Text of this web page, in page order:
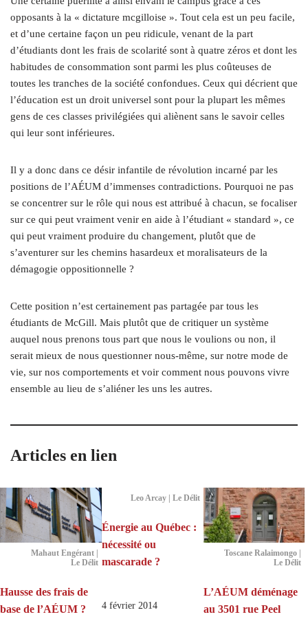
opposants à la « dictature mcgilloise ». Tout cela est un peu facile,
et d’une certaine façon un peu ridicule, venant de la part
d’étudiants dont les frais de scolarité sont à quatre zéros et dont les
habitudes de consommation sont parmi les plus coûteuses de
toutes les tranches de la société confondues. Ceux qui décrient que
l’éducation est un droit universel sont pour la plupart les mêmes
gens de ces classes privilégiées qui aliènent sans le savoir celles
qui leur sont inférieures.
Il y a donc dans ce désir infantile de révolution incarné par les
positions de l’AÉUM d’immenses contradictions. Pourquoi ne pas
se concentrer sur le rôle qui nous est attribué à chacun, se focaliser
sur ce qui peut vraiment venir en aide à l’étudiant « standard », ce
qui peut vraiment produire du changement, plutôt que de
s’aventurer sur les chemins hasardeux et moralisateurs de la
démagogie oppositionnelle ?
Cette position n’est certainement pas partagée par tous les
étudiants de McGill. Mais plutôt que de critiquer un système
auquel nous prenons tous part que nous le voulions ou non, il
serait mieux de nous questionner nous-même, sur notre mode de
vie, sur nos comportements et voir comment nous pouvons vivre
ensemble au lieu de s’aliéner les uns les autres.
Articles en lien
Mahaut Engérant |
Le Délit
Hausse des frais de
base de l’AÉUM ?
Leo Arcay | Le Délit
Énergie au Québec :
nécessité ou
mascarade ?
4 février 2014
Toscane Ralaimongo |
Le Délit
L’AÉUM déménage
au 3501 rue Peel